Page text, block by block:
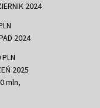
2024
2024
2025
mln,